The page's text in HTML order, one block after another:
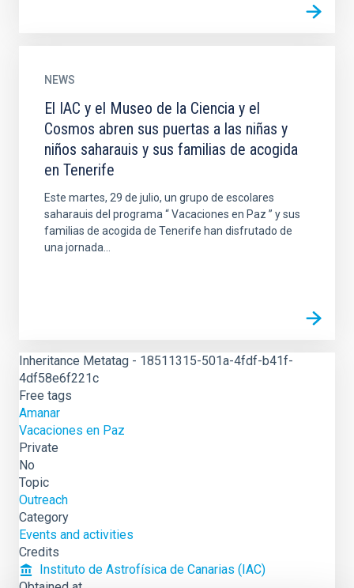
NEWS
El IAC y el Museo de la Ciencia y el
Cosmos abren sus puertas a las niñas y
niños saharauis y sus familias de acogida
en Tenerife
Este martes, 29 de julio, un grupo de escolares
saharauis del programa “ Vacaciones en Paz ” y sus
familias de acogida de Tenerife han disfrutado de
una jornada...
Inheritance Metatag - 18511315-501a-4fdf-b41f-
4df58e6f221c
Free tags
Amanar
Vacaciones en Paz
Private
No
Topic
Outreach
Category
Events and activities
Credits
Instituto de Astrofísica de Canarias (IAC)